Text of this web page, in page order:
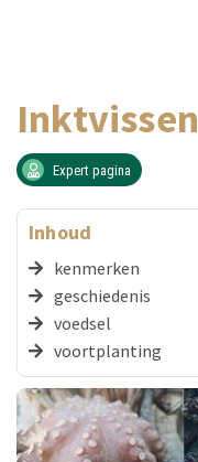
Inktvissen
Expert pagina
Inhoud
kenmerken
geschiedenis
voedsel
voortplanting